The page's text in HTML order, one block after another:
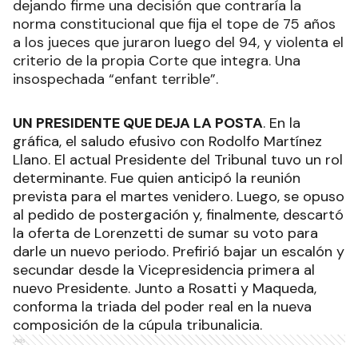
dejando firme una decisión que contraría la
norma constitucional que fija el tope de 75 años
a los jueces que juraron luego del 94, y violenta el
criterio de la propia Corte que integra. Una
insospechada “enfant terrible”.
UN PRESIDENTE QUE DEJA LA POSTA. En la
gráfica, el saludo efusivo con Rodolfo Martínez
Llano. El actual Presidente del Tribunal tuvo un rol
determinante. Fue quien anticipó la reunión
prevista para el martes venidero. Luego, se opuso
al pedido de postergación y, finalmente, descartó
la oferta de Lorenzetti de sumar su voto para
darle un nuevo periodo. Prefirió bajar un escalón y
secundar desde la Vicepresidencia primera al
nuevo Presidente. Junto a Rosatti y Maqueda,
conforma la triada del poder real en la nueva
composición de la cúpula tribunalicia.
Ads